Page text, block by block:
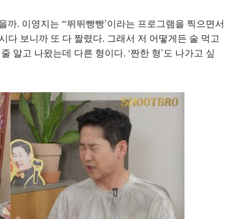
. 이영지는 “‘뛰뛰빵빵’이라는 프로그램을 찍으면서
다 보니까 또 다 짤렸다. 그래서 저 어떻게든 술 먹고
알고 나왔는데 다른 형이다. ‘짠한 형’도 나가고 싶